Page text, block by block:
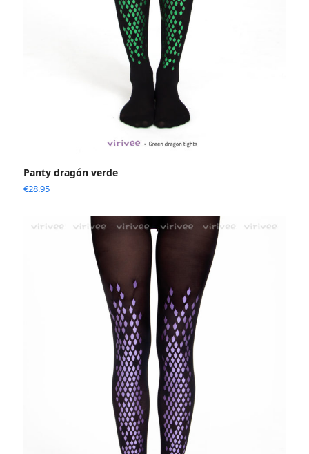
Panty dragón verde
€28.95